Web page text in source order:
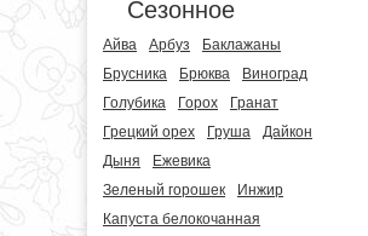
Сезонное
Айва Арбуз
Баклажаны
Брусника
Брюква
Виноград
Голубика
Горох
Гранат
Грецкий орех
Груша
Дайкон
Дыня
Ежевика
Зеленый горошек
Инжир
Капуста белокочанная